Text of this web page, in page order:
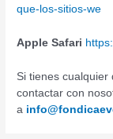
que-los-sitios-we
Apple Safari
Si tienes
contactar con
a